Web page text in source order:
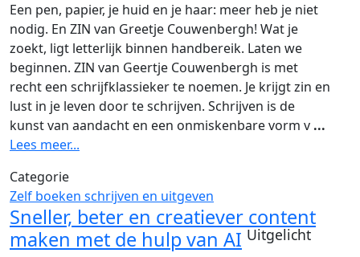
Een pen, papier, je huid en je haar: meer heb je niet
nodig. En ZIN van Greetje Couwenbergh! Wat je
zoekt, ligt letterlijk binnen handbereik. Laten we
beginnen. ZIN van Geertje Couwenbergh is met
recht een schrijfklassieker te noemen. Je krijgt zin en
lust in je leven door te schrijven. Schrijven is de
kunst van aandacht en een onmiskenbare vorm v ...
Lees meer...
Categorie
Zelf boeken schrijven en uitgeven
Sneller, beter en creatiever content
maken met de hulp van AI Uitgelicht